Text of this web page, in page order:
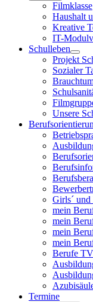
Filmklasse
Haushalt
Kreative
IT-
Schulleben
Projekt
Sozialer
Unsere
Girls´
mein
mein
mein
mein
Berufe TV
Termine